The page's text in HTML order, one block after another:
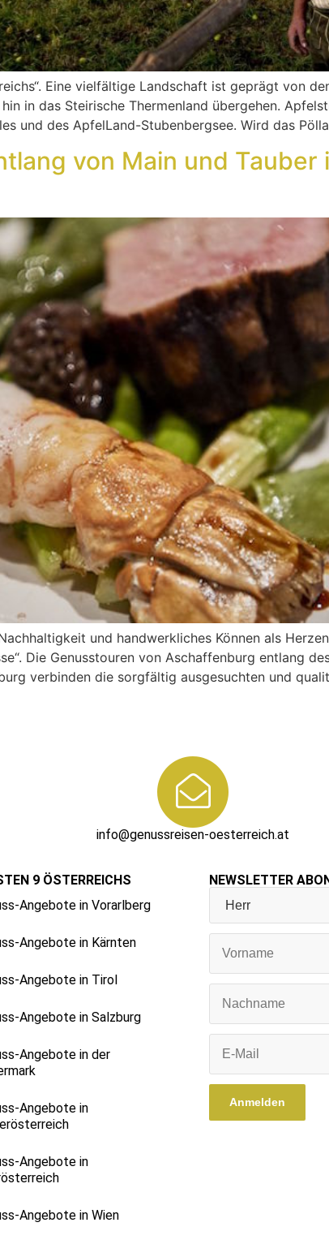
Eine vielfältige Landschaft ist geprägt von
in das Steirische Thermenland übergehen.
und des ApfelLand-Stubenbergsee. Wird das
von Main und
und handwerkliches Können als
Die Genusstouren von Aschaffenburg entlang
verbinden die sorgfältig ausgesuchten und
info@genussreisen-oesterreich.at
9 ÖSTERREICHS
Angebote in Vorarlberg
Angebote in Kärnten
Angebote in Tirol
Angebote in Salzburg
Angebote in der
Angebote in
Angebote in
Angebote in Wien
NEWSLETTER